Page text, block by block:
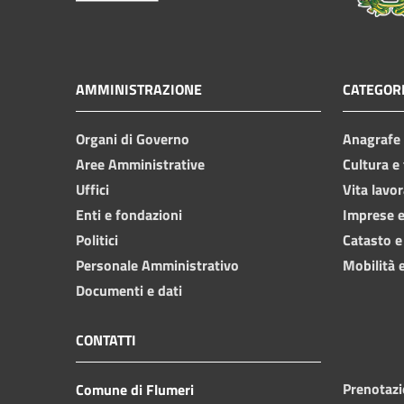
AMMINISTRAZIONE
Organi di Governo
Aree Amministrative
Uffici
Enti e fondazioni
Politici
Personale Amministrativo
Documenti e dati
Cultura
Vita
Imprese
Catasto
Mobilità
CONTATTI
Comune di Flumeri